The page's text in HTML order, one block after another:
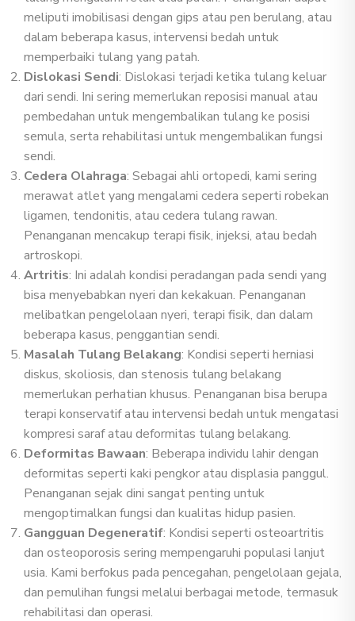
meliputi imobilisasi dengan gips atau pen berulang, atau
dalam beberapa kasus, intervensi bedah untuk
memperbaiki tulang yang patah.
Dislokasi Sendi: Dislokasi terjadi ketika tulang keluar
dari sendi. Ini sering memerlukan reposisi manual atau
pembedahan untuk mengembalikan tulang ke posisi
semula, serta rehabilitasi untuk mengembalikan fungsi
sendi.
Cedera Olahraga: Sebagai ahli ortopedi, kami sering
merawat atlet yang mengalami cedera seperti robekan
ligamen, tendonitis, atau cedera tulang rawan.
Penanganan mencakup terapi fisik, injeksi, atau bedah
artroskopi.
Artritis: Ini adalah kondisi peradangan pada sendi yang
bisa menyebabkan nyeri dan kekakuan. Penanganan
melibatkan pengelolaan nyeri, terapi fisik, dan dalam
beberapa kasus, penggantian sendi.
Masalah Tulang Belakang: Kondisi seperti herniasi
diskus, skoliosis, dan stenosis tulang belakang
memerlukan perhatian khusus. Penanganan bisa berupa
terapi konservatif atau intervensi bedah untuk mengatasi
kompresi saraf atau deformitas tulang belakang.
Deformitas Bawaan: Beberapa individu lahir dengan
deformitas seperti kaki pengkor atau displasia panggul.
Penanganan sejak dini sangat penting untuk
mengoptimalkan fungsi dan kualitas hidup pasien.
Gangguan Degeneratif: Kondisi seperti osteoartritis
dan osteoporosis sering mempengaruhi populasi lanjut
usia. Kami berfokus pada pencegahan, pengelolaan gejala,
dan pemulihan fungsi melalui berbagai metode, termasuk
rehabilitasi dan operasi.